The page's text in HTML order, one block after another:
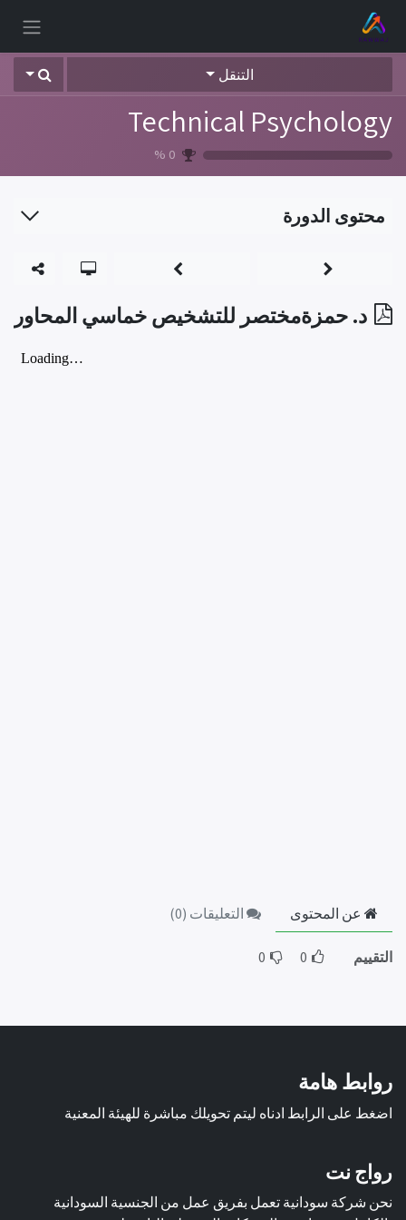
تخطي للذهاب إلى المحتوى
التنقل
Technical Psychology
0
%
محتوى الدورة
د. حمزةمختصر للتشخيص خماسي المحاور
عن المحتوى التعليقات (0
)
التقييم 0
0
روابط هامة
اضغط على الرابط ادناه ليتم تحويلك مباشرة للهيئة المعنية
رواج نت
نحن شركة سودانية تعمل بفريق عمل من الجنسية السودانية